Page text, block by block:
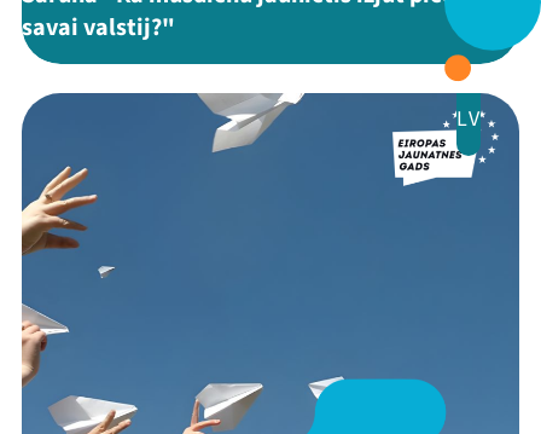
Arhīvs
Kontakti
savai valstij?"
LV